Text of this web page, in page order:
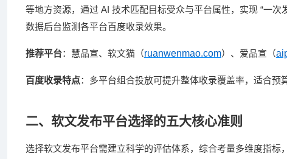
等地方资源，通过 AI 技术匹配目标受众与平台属性，实现 “一次
数据后台监测各平台百度收录效果。
推荐平台：慧品宣、软文猫（ruanwenmao.com）、爱品宣（
百度收录特点：多平台组合投放可提升整体收录覆盖率，适合预
二、软文发布平台选择的五大核心准则
选择软文发布平台需建立科学的评估体系，综合考量多维度指标